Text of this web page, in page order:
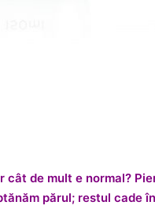
de mult e normal?
părul; restul cade